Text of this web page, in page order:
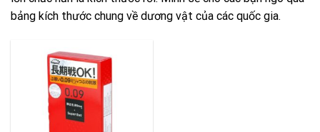
bảng kích thước chung về dương vật của các quốc gia.